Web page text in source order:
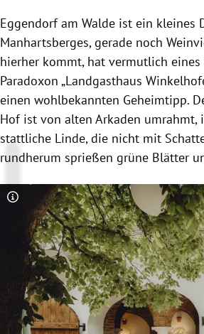
Eggendorf am Walde ist ein kleines
Manhartsberges, gerade noch
hierher kommt, hat vermutlich eines
Paradoxon „Landgasthaus
einen wohlbekannten Geheimtipp.
Hof ist von alten Arkaden umrahmt,
stattliche Linde, die nicht mit
rundherum sprießen grüne Blätter
Copyright-Hinweis öffnen/